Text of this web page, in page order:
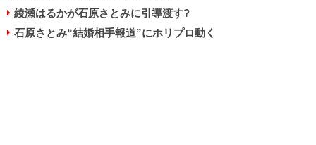
綾瀬はるかが石原さとみに引導渡す?
石原さとみ“結婚相手報道”にホリプロ動く